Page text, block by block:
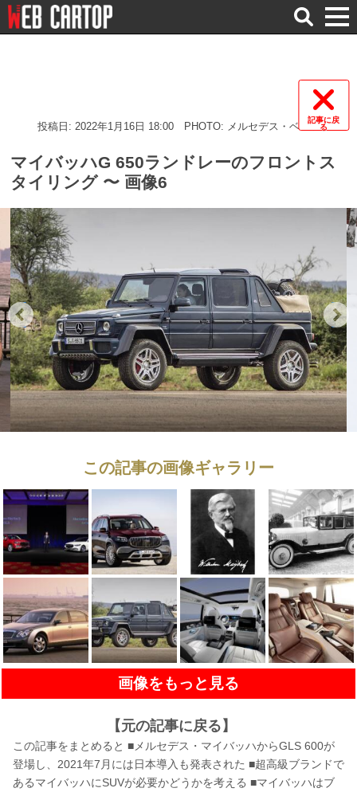
検
索
記事に戻
る
投稿日: 2022年1月16日 18:00 PHOTO: メルセデス・ベンツ
マイバッハG 650ランドレーのフロントス
タイリング 〜 画像6
この記事の画像ギャラリー
画像をもっと見る
【元の記事に戻る】
この記事をまとめると ■メルセデス・マイバッハからGLS 600が
登場し、2021年7月には日本導入も発表された ■超高級ブランドで
あるマイバッハにSUVが必要かどうかを考える ■マイバッハはブ